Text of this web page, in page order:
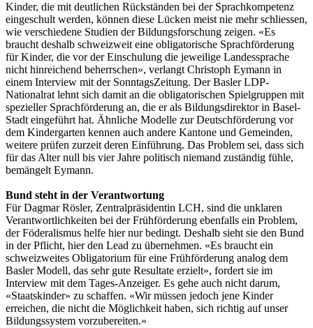
Kinder, die mit deutlichen Rückständen bei der Sprachkompetenz
eingeschult werden, können diese Lücken meist nie mehr schliessen,
wie verschiedene Studien der Bildungsforschung zeigen. «Es
braucht deshalb schweizweit eine obligatorische Sprachförderung
für Kinder, die vor der Einschulung die jeweilige Landessprache
nicht hinreichend beherrschen», verlangt Christoph Eymann in
einem Interview mit der SonntagsZeitung. Der Basler LDP-
Nationalrat lehnt sich damit an die obligatorischen Spielgruppen mit
spezieller Sprachförderung an, die er als Bildungsdirektor in Basel-
Stadt eingeführt hat. Ähnliche Modelle zur Deutschförderung vor
dem Kindergarten kennen auch andere Kantone und Gemeinden,
weitere prüfen zurzeit deren Einführung. Das Problem sei, dass sich
für das Alter null bis vier Jahre politisch niemand zuständig fühle,
bemängelt Eymann.
Bund steht in der Verantwortung
Für Dagmar Rösler, Zentralpräsidentin LCH, sind die unklaren
Verantwortlichkeiten bei der Frühförderung ebenfalls ein Problem,
der Föderalismus helfe hier nur bedingt. Deshalb sieht sie den Bund
in der Pflicht, hier den Lead zu übernehmen. «Es braucht ein
schweizweites Obligatorium für eine Frühförderung analog dem
Basler Modell, das sehr gute Resultate erzielt», fordert sie im
Interview mit dem Tages-Anzeiger. Es gehe auch nicht darum,
«Staatskinder» zu schaffen. «Wir müssen jedoch jene Kinder
erreichen, die nicht die Möglichkeit haben, sich richtig auf unser
Bildungssystem vorzubereiten.»